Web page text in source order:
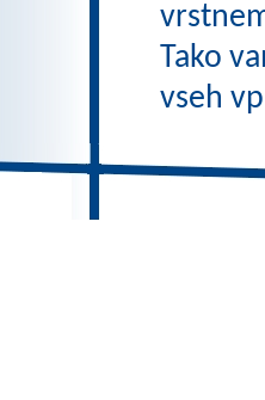
Tako
vseh